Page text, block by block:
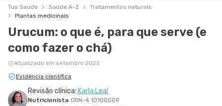
SAÚDE A-Z
GRAVIDEZ
BEM-ESTAR
Tua Saúde Saúde A-Z
Tratamentos naturais
Plantas medicinais
Urucum: o que é, para que serve (e
como fazer o chá)
Atualizado em setembro 2025
Evidência científica
Revisão clínica: Karla Leal
Nutricionista CRN-4 10100509